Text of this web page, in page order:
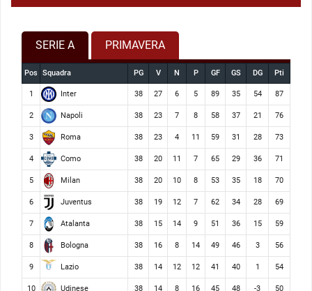
SERIE A PRIMAVERA
Pos Squadra PG V N P GF GS DG Pti
1 Inter 38 27 6 5 89 35 54 87
2 Napoli 38 23 7 8 58 37 21 76
3 Roma 38 23 4 11 59 31 28 73
4 Como 38 20 11 7 65 29 36 71
5 Milan 38 20 10 8 53 35 18 70
6 Juventus 38 19 12 7 62 34 28 69
7 Atalanta 38 15 14 9 51 36 15 59
8 Bologna 38 16 8 14 49 46 3 56
9 Lazio 38 14 12 12 41 40 1 54
10 Udinese 38 14 8 16 45 48 -3 50